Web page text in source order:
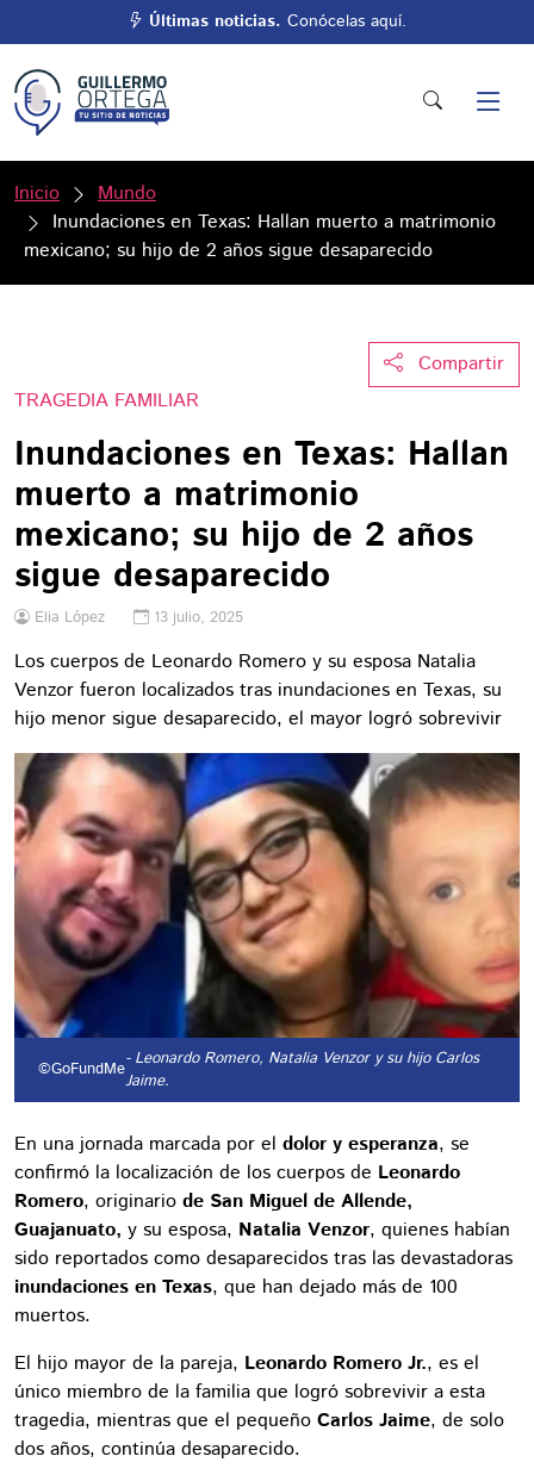
Últimas noticias. Conócelas aquí.
Inicio
Mundo
Inundaciones en Texas: Hallan muerto a matrimonio
mexicano; su hijo de 2 años sigue desaparecido
Compartir
TRAGEDIA FAMILIAR
Inundaciones en Texas: Hallan
muerto a matrimonio
mexicano; su hijo de 2 años
sigue desaparecido
Elia López 13 julio, 2025
Los cuerpos de Leonardo Romero y su esposa Natalia
Venzor fueron localizados tras inundaciones en Texas, su
hijo menor sigue desaparecido, el mayor logró sobrevivir
©GoFundMe- Leonardo Romero, Natalia Venzor y su hijo Carlos
Jaime.
En una jornada marcada por el dolor y esperanza, se
confirmó la localización de los cuerpos de Leonardo
Romero, originario de San Miguel de Allende,
Guajanuato, y su esposa, Natalia Venzor, quienes habían
sido reportados como desaparecidos tras las devastadoras
inundaciones en Texas, que han dejado más de 100
muertos.
El hijo mayor de la pareja, Leonardo Romero Jr., es el
único miembro de la familia que logró sobrevivir a esta
tragedia, mientras que el pequeño Carlos Jaime, de solo
dos años, continúa desaparecido.